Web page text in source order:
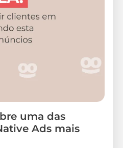
uma das
Ads mais